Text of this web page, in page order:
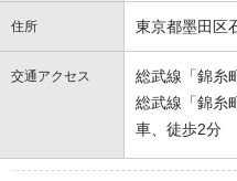
住所 東京都墨田区
交通アクセス
総武線「錦糸
総武線「錦糸
車、徒歩2分